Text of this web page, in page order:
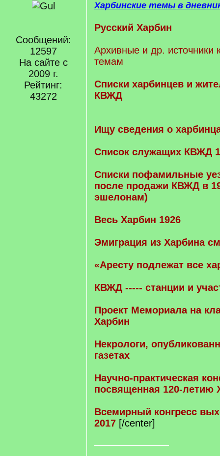
Сообщений:
12597
На сайте с
2009 г.
Рейтинг:
43272
Харбинские темы в
Русский Харбин
Архивные и др. источники
темам
Cписки харбинцев и
КВЖД
Ищу сведения о
Список служащих КВЖД
Списки пофамильные
после продажи КВЖД в
эшелонам)
Весь Харбин 1926
Эмиграция из Харбина
«Аресту подлежат все
КВЖД ----- станции и
Проект Мемориала на
Харбин
Некрологи,
газетах
Научно-практическая
посвященная 120-летию
Всемирный конгресс
2017 [/center]